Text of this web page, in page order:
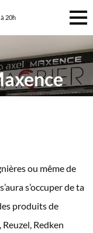
20h
ou même de
s’occuper de ta
produits de
Redken